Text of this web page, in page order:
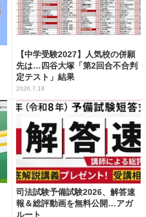
【中学受験2027】人気校の併願
先は…四谷大塚「第2回合不合判
定テスト」結果
2026.7.16
司法試験予備試験2026、解答速
報＆総評動画を無料公開…アガ
ルート